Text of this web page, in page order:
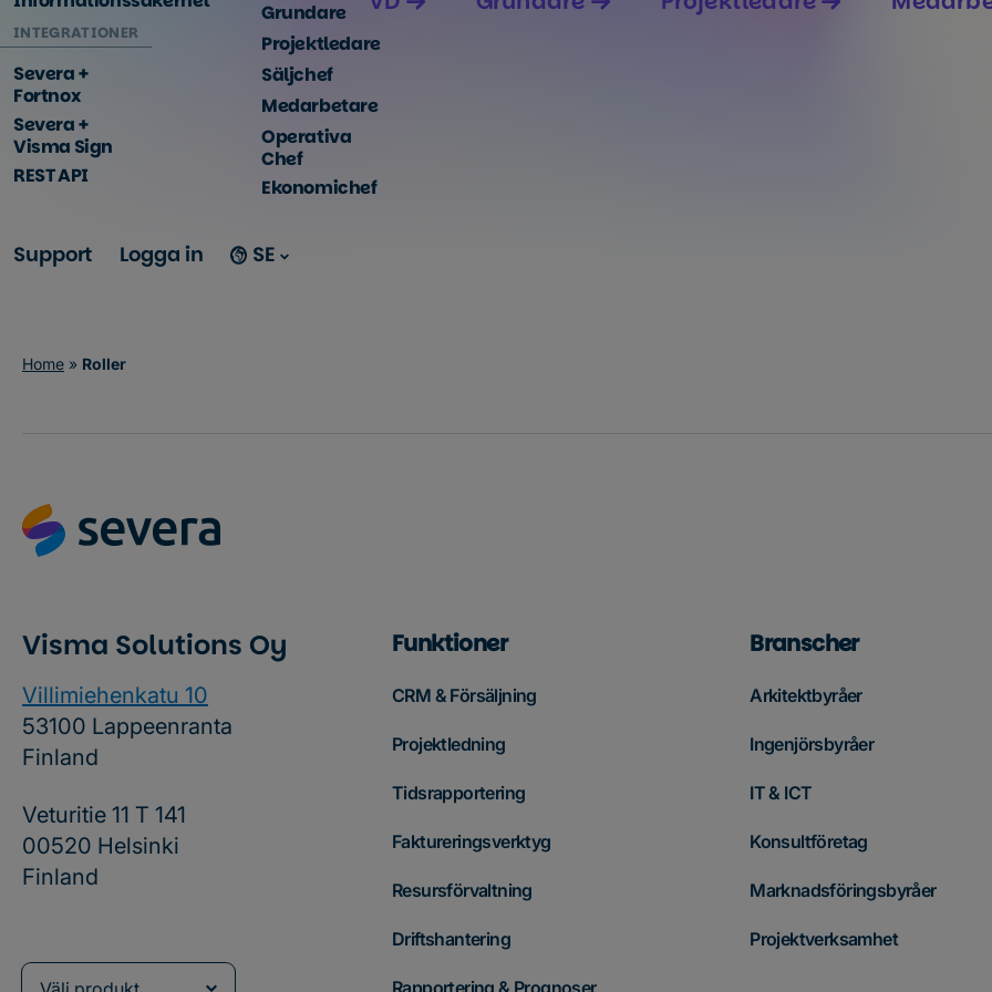
INTEGRATIONER
Severa +
Fortnox
Severa +
Visma Sign
REST API
Grundare
Projektledare
Säljchef
Medarbetare
Operativa
Chef
Ekonomichef
Support Logga in SE
Home » Roller
Visma Solutions Oy
Villimiehenkatu 10
53100 Lappeenranta
Finland
Veturitie 11 T 141
00520 Helsinki
Finland
Funktioner
CRM & Försäljning
Projektledning
Tidsrapportering
Faktureringsverktyg
Resursförvaltning
Driftshantering
Rapportering & Prognoser
Branscher
Arkitektbyråer
Ingenjörsbyråer
IT & ICT
Konsultföretag
Marknadsföringsbyråer
Projektverksamhet